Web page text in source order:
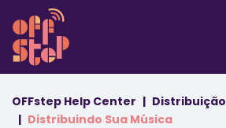
OFFstep Help Center
Distribuição
Distribuindo Sua Música